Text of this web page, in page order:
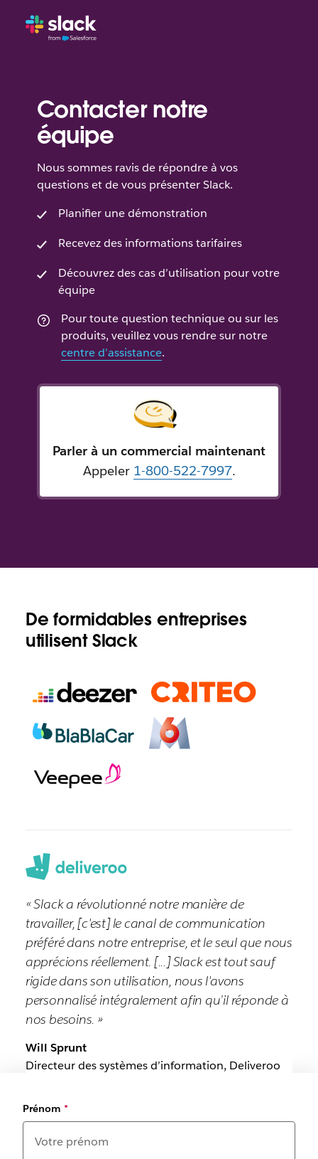
Contacter notre
équipe
Nous sommes ravis de répondre à vos
questions et de vous présenter Slack.
Planifier une démonstration
Recevez des informations tarifaires
Découvrez des cas d’utilisation pour votre
équipe
Pour toute question technique ou sur les
produits, veuillez vous rendre sur notre
centre d’assistance.
Parler à un commercial maintenant
Appeler 1-800-522-7997.
De formidables entreprises
utilisent Slack
« Slack a révolutionné notre manière de
travailler, [c'est] le canal de communication
préféré dans notre entreprise, et le seul que nous
apprécions réellement. [...] Slack est tout sauf
rigide dans son utilisation, nous l'avons
personnalisé intégralement afin qu’il réponde à
nos besoins. »
Will Sprunt
Directeur des systèmes d’information, Deliveroo
Prénom *